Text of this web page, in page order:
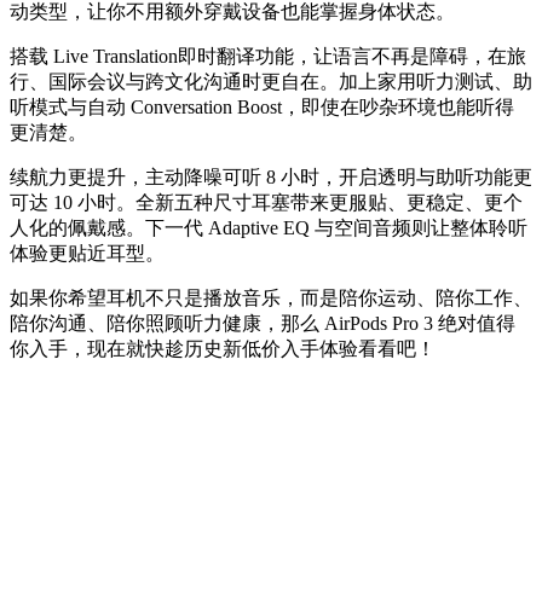
动类型，让你不用额外穿戴设备也能掌握身体状态。
搭载 Live Translation即时翻译功能，让语言不再是障碍，在旅
行、国际会议与跨文化沟通时更自在。加上家用听力测试、助
听模式与自动 Conversation Boost，即使在吵杂环境也能听得
更清楚。
续航力更提升，主动降噪可听 8 小时，开启透明与助听功能更
可达 10 小时。全新五种尺寸耳塞带来更服贴、更稳定、更个
人化的佩戴感。下一代 Adaptive EQ 与空间音频则让整体聆听
体验更贴近耳型。
如果你希望耳机不只是播放音乐，而是陪你运动、陪你工作、
陪你沟通、陪你照顾听力健康，那么 AirPods Pro 3 绝对值得
你入手，现在就快趁历史新低价入手体验看看吧！